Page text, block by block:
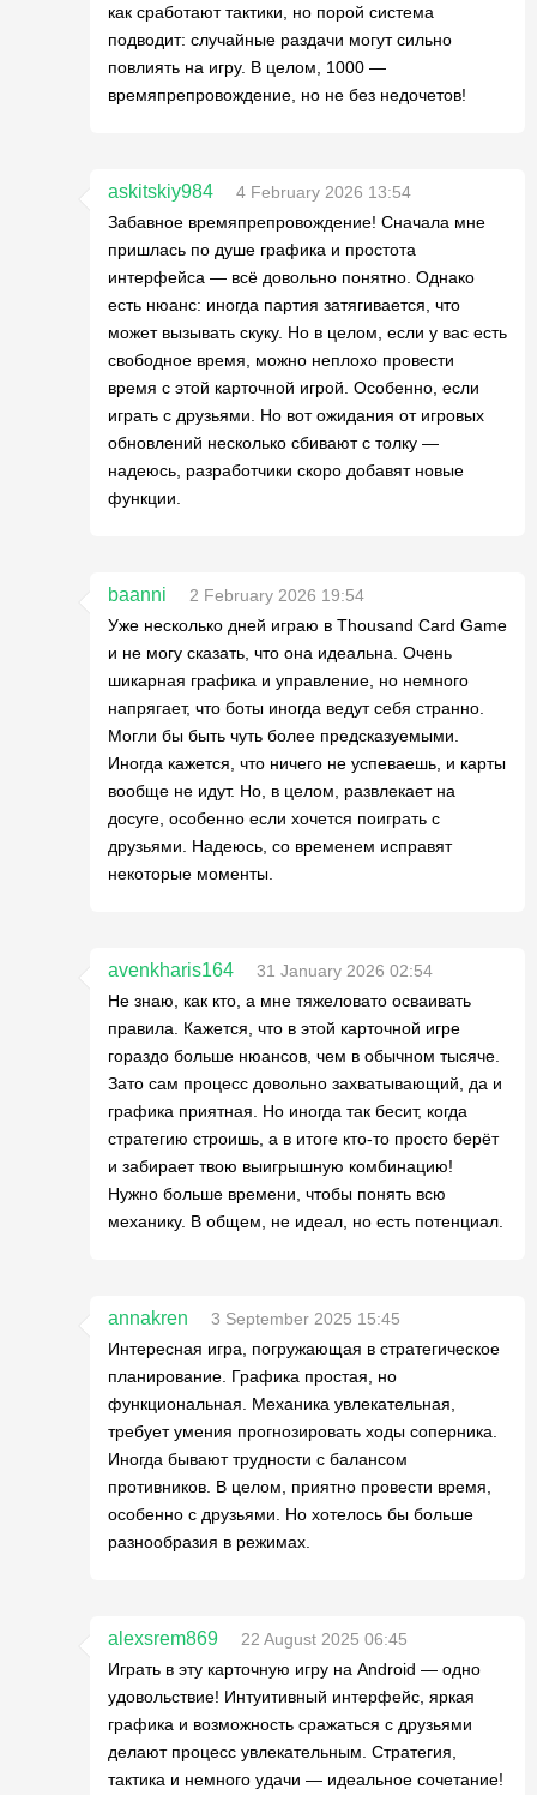
как сработают тактики, но порой система
подводит: случайные раздачи могут сильно
повлиять на игру. В целом, 1000 —
времяпрепровождение, но не без недочетов!
askitskiy984
4 February 2026 13:54
Забавное времяпрепровождение! Сначала мне
пришлась по душе графика и простота
интерфейса — всё довольно понятно. Однако
есть нюанс: иногда партия затягивается, что
может вызывать скуку. Но в целом, если у вас есть
свободное время, можно неплохо провести
время с этой карточной игрой. Особенно, если
играть с друзьями. Но вот ожидания от игровых
обновлений несколько сбивают с толку —
надеюсь, разработчики скоро добавят новые
функции.
baanni
2 February 2026 19:54
Уже несколько дней играю в Thousand Card Game
и не могу сказать, что она идеальна. Очень
шикарная графика и управление, но немного
напрягает, что боты иногда ведут себя странно.
Могли бы быть чуть более предсказуемыми.
Иногда кажется, что ничего не успеваешь, и карты
вообще не идут. Но, в целом, развлекает на
досуге, особенно если хочется поиграть с
друзьями. Надеюсь, со временем исправят
некоторые моменты.
avenkharis164
31 January 2026 02:54
Не знаю, как кто, а мне тяжеловато осваивать
правила. Кажется, что в этой карточной игре
гораздо больше нюансов, чем в обычном тысяче.
Зато сам процесс довольно захватывающий, да и
графика приятная. Но иногда так бесит, когда
стратегию строишь, а в итоге кто-то просто берёт
и забирает твою выигрышную комбинацию!
Нужно больше времени, чтобы понять всю
механику. В общем, не идеал, но есть потенциал.
annakren
3 September 2025 15:45
Интересная игра, погружающая в стратегическое
планирование. Графика простая, но
функциональная. Механика увлекательная,
требует умения прогнозировать ходы соперника.
Иногда бывают трудности с балансом
противников. В целом, приятно провести время,
особенно с друзьями. Но хотелось бы больше
разнообразия в режимах.
alexsrem869
22 August 2025 06:45
Играть в эту карточную игру на Android — одно
удовольствие! Интуитивный интерфейс, яркая
графика и возможность сражаться с друзьями
делают процесс увлекательным. Стратегия,
тактика и немного удачи — идеальное сочетание!